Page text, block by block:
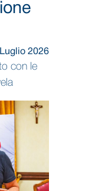
2026
con le